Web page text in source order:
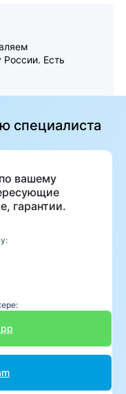
Есть
специалиста
вашему
гарантии.